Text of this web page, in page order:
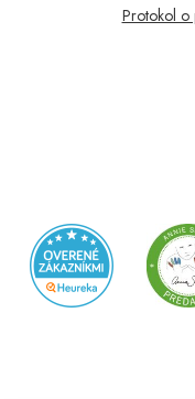
Protokol o